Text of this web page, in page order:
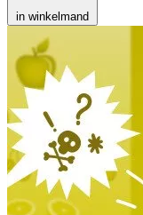
in winkelmand